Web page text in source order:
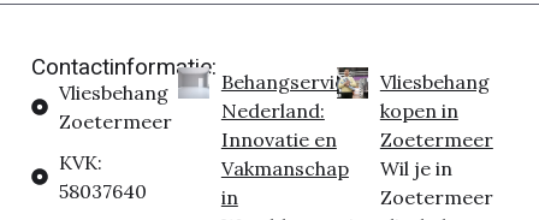
Contactinformatie:
Vliesbehang
Zoetermeer
KVK:
58037640
Behangservice
Nederland:
Innovatie en
Vakmanschap
in
Vliesbehang
kopen in
Zoetermeer
Wil je in
Zoetermeer